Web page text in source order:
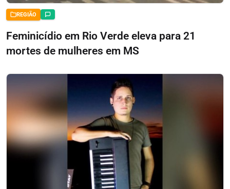
REGIÃO
Feminicídio em Rio Verde eleva para 21
mortes de mulheres em MS